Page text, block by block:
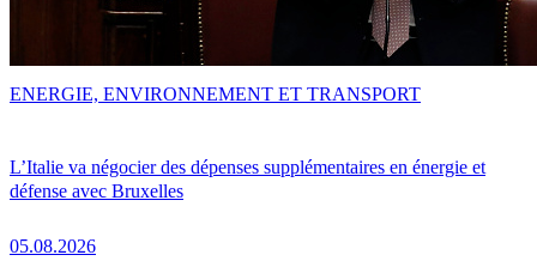
L’Italie va négocier des dépenses supplémentaires en énergie et
défense avec Bruxelles
05.08.2026
ENERGIE, ENVIRONNEMENT ET TRANSPORT